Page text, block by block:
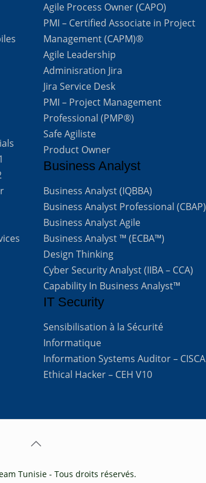
Agile Process Owner (CAPO)
PMI – Certified Associate in Project
Management (CAPM)®
Agile Leadership
Adminisration Jira
Jira Service Desk
PMI – Project Management
Professional (PMP®)
Safe Agiliste
Product Owner
Business Analyst
Business Analyst (IQBBA)
Business Analyst Professional (CBAP)
Business Analyst Agile
Business Analyst ™ (ECBA™)
Design Thinking
Cyber Security Analyst (IIBA – CCA)
Capability In Business Analyst™
IT Security
Sensibilisation à la Sécurité
Informatique
Information Systems Auditor – CISCA
Ethical Hacker – CEH V10
Tunisie - Tous droits réservés.